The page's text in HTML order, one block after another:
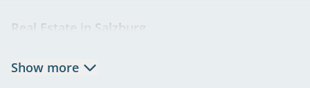
Real Estate in Salzburg
Show more